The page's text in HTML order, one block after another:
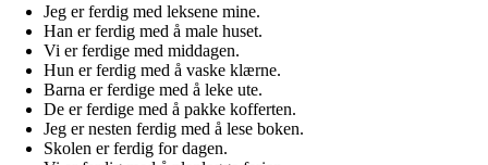
Jeg er ferdig med leksene mine.
Han er ferdig med å male huset.
Vi er ferdige med middagen.
Hun er ferdig med å vaske klærne.
Barna er ferdige med å leke ute.
De er ferdige med å pakke kofferten.
Jeg er nesten ferdig med å lese boken.
Skolen er ferdig for dagen.